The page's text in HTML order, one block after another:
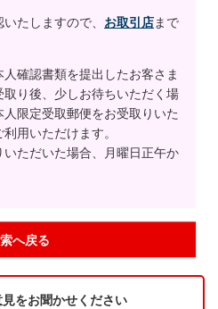
たしますので、 お取引店まで
確認書類を提出したお客さま
り後、少しお待ちいただく場
限定受取郵便をお受取りいた
用いただけます。
いただいた場合、月曜日正午か
へ戻る
をお聞かせください